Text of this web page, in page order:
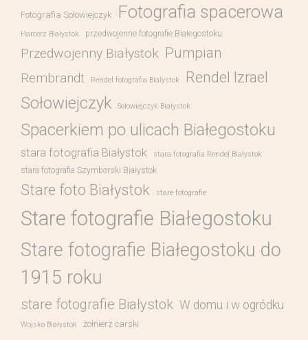
Fotografia Sołowiejczyk Fotografia spacerowa
Harcerz Białystok przedwojenne fotografie Białegostoku
Przedwojenny Białystok Pumpian
Rembrandt Rendel fotografia Bialystok Rendel Izrael
Sołowiejczyk Sołowiejczyk Białystok
Spacerkiem po ulicach Białegostoku
stara fotografia Białystok stara fotografia Rendel Białystok
stara fotografia Szymborski Białystok
Stare foto Białystok stare fotografie
Stare fotografie Białegostoku
Stare fotografie Białegostoku do
1915 roku
stare fotografie Białystok W domu i w ogródku
Wojsko Białystok żołnierz carski